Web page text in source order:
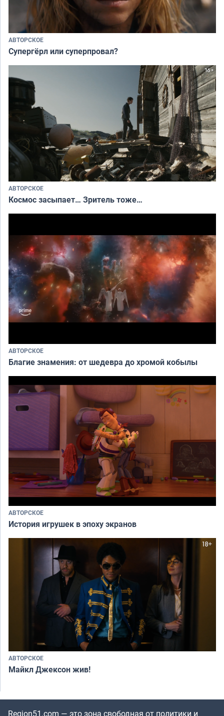
АВТОРСКОЕ
Супергёрл или суперпровал?
АВТОРСКОЕ
Космос засыпает… Зритель тоже…
АВТОРСКОЕ
Благие знамения: от шедевра до хромой кобылы
АВТОРСКОЕ
История игрушек в эпоху экранов
АВТОРСКОЕ
Майкл Джексон жив!
Region51.com — это зона свободная от политики и